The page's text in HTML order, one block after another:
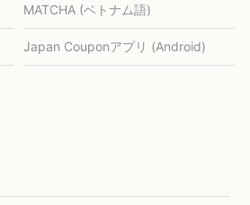
MATCHA (ベトナム語)
Japan Couponアプリ (Android)